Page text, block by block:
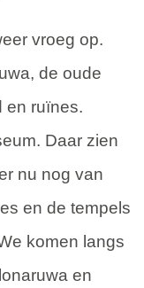
vroeg op.
de oude
en ruïnes.
Daar zien
nu nog van
en de tempels
komen langs
en